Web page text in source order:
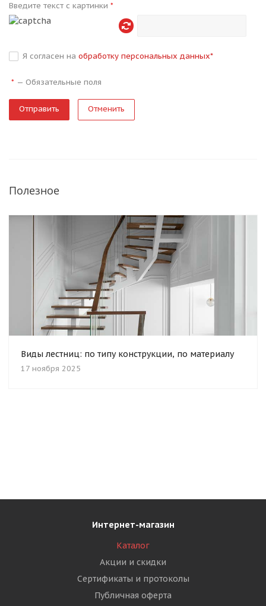
Введите текст с картинки *
Я согласен на обработку персональных данных*
* — Обязательные поля
Отменить
Полезное
Виды лестниц: по типу конструкции, по материалу
17 ноября 2025
Интернет-магазин
Каталог
Акции и скидки
Сертификаты и протоколы
Публичная оферта